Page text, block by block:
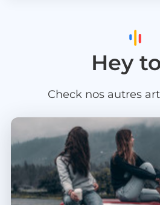
Hey
Check nos autres